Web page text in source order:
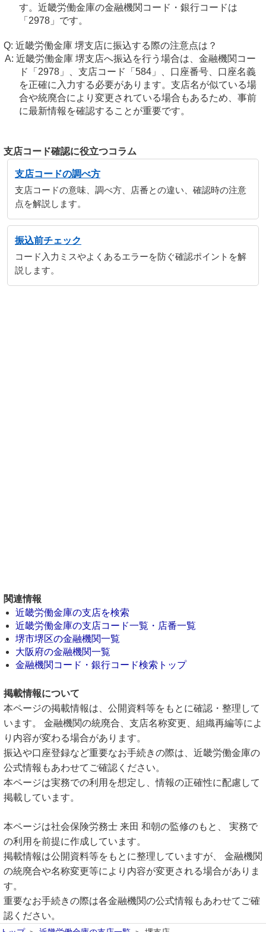
す。近畿労働金庫の金融機関コード・銀行コードは
「2978」です。
近畿労働金庫 堺支店に振込する際の注意点は？
近畿労働金庫 堺支店へ振込を行う場合は、金融機関コー
ド「2978」、支店コード「584」、口座番号、口座名義
を正確に入力する必要があります。支店名が似ている場
合や統廃合により変更されている場合もあるため、事前
に最新情報を確認することが重要です。
支店コード確認に役立つコラム
支店コードの調べ方
支店コードの意味、調べ方、店番との違い、確認時の注意
点を解説します。
振込前チェック
コード入力ミスやよくあるエラーを防ぐ確認ポイントを解
説します。
関連情報
近畿労働金庫の支店を検索
近畿労働金庫の支店コード一覧・店番一覧
堺市堺区の金融機関一覧
大阪府の金融機関一覧
金融機関コード・銀行コード検索トップ
掲載情報について
本ページの掲載情報は、公開資料等をもとに確認・整理して
います。 金融機関の統廃合、支店名称変更、組織再編等によ
り内容が変わる場合があります。
振込や口座登録など重要なお手続きの際は、近畿労働金庫の
公式情報もあわせてご確認ください。
本ページは実務での利用を想定し、情報の正確性に配慮して
掲載しています。
本ページは社会保険労務士 来田 和朝の監修のもと、 実務で
の利用を前提に作成しています。
掲載情報は公開資料等をもとに整理していますが、 金融機関
の統廃合や名称変更等により内容が変更される場合がありま
す。
重要なお手続きの際は各金融機関の公式情報もあわせてご確
認ください。